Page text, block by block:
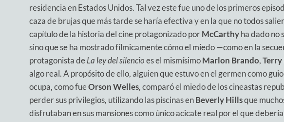
residencia en Estados Unidos. Tal vez este fue uno de los primeros
caza de brujas que más tarde se haría efectiva y en la que no todos
capítulo de la historia del cine protagonizado porMcCarthyha dado no
sino que se ha mostrado fílmicamente cómo el miedo —como en la
protagonista deLa ley del silencioes el mismísimoMarlon Brando,
algo real. A propósito de ello, alguien que estuvo en el germen como
ocupa, como fueOrson Welles, comparó el miedo de los cineastas
perder sus privilegios, utilizando las piscinas enBeverly Hillsque
disfrutaban en sus mansiones como único acicate real por el que